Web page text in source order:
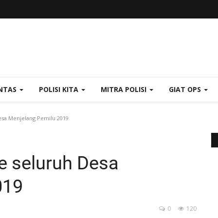
POLISI KITA MITRA POLISI GIAT OPS
Menjelang Pemilu 2019
seluruh Desa
120
0